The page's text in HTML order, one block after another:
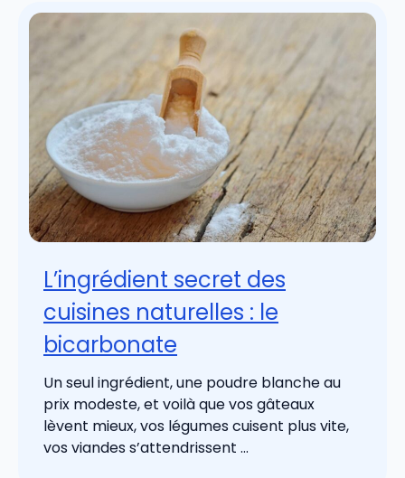
L’ingrédient secret des
cuisines naturelles : le
bicarbonate
Un seul ingrédient, une poudre blanche au
prix modeste, et voilà que vos gâteaux
lèvent mieux, vos légumes cuisent plus vite,
vos viandes s’attendrissent ...